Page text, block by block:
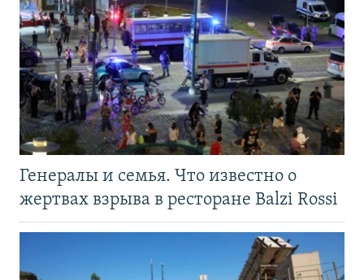
Генералы и семья. Что известно о
жертвах взрыва в ресторане Balzi Rossi